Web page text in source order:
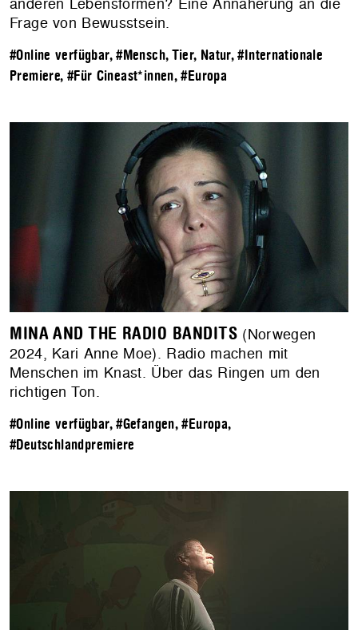
Frage von Bewusstsein.
#Online verfügbar,#Mensch, Tier, Natur,#Internationale
Premiere, #Für Cineast*innen,#Europa
MINA AND THE RADIO BANDITS (Norwegen
2024, Kari Anne Moe). Radio machen mit
Menschen im Knast. Über das Ringen um den
richtigen Ton.
#Online verfügbar,#Gefangen,#Europa,
#Deutschlandpremiere